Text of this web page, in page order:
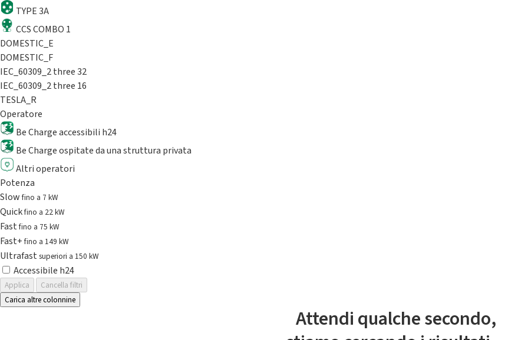
TYPE 3A
CCS COMBO 1
DOMESTIC_E
DOMESTIC_F
IEC_60309_2 three 32
IEC_60309_2 three 16
TESLA_R
Operatore
Be Charge accessibili h24
Be Charge ospitate da una struttura privata
Altri operatori
Potenza
Slowfino a 7 kW
Quickfino a 22 kW
Fastfino a 75 kW
Fast+fino a 149 kW
Ultrafast superiori a 150 kW
Accessibile h24
Applica
Cancella filtri
Carica altre colonnine
Attendi qualche secondo,